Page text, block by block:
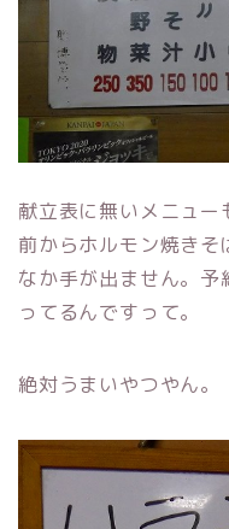
献立表に無いメニュー
前からホルモン焼き
なか手が出ません。
ってるんですって。
絶対うまいやつやん。